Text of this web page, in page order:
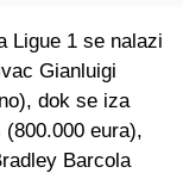
Ligue 1 se nalazi
Gianluigi
dok se iza
eura),
Barcola